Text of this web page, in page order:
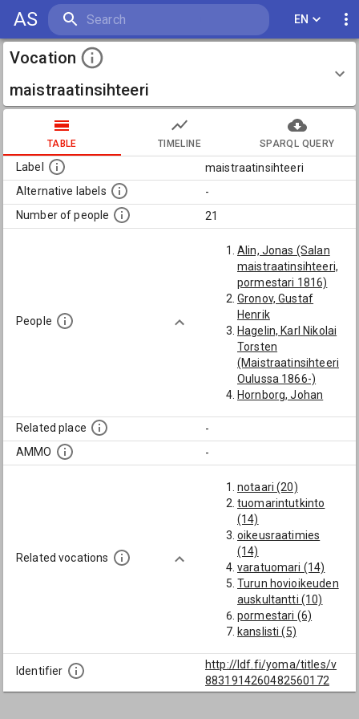
AS EN
Vocation
maistraatinsihteeri
TABLE TIMELINE SPARQL QUERY
Label
maistraatinsihteeri
Alternative labels
-
Number of people
21
People
Alin, Jonas (Salan
maistraatinsihteeri,
pormestari 1816)
Gronov, Gustaf
Henrik
Hagelin, Karl Nikolai
Torsten
(Maistraatinsihteeri
Oulussa 1866-)
Hornborg, Johan
samalla vt.
Hultman, Karl
(Oikeusraatimies ja
maistraatinsihteeri
Loviisassa 1853, ero
1859)
Judén, Jakob
(Haminan vt.
maistraatinsihteeri
1812)
Järnefelt, August
Fredrik
(Nimikauppias
Porissa 1866,
Related place
-
AMMO
-
Related vocations
notaari (20)
tuomarintutkinto
(14)
oikeusraatimies
(14)
varatuomari (14)
Turun hovioikeuden
auskultantti (10)
pormestari (6)
kanslisti (5)
aktuaari (3)
Viipurin
maistraatinsihteeri
Identifier
http://ldf.fi/yoma/titles/v
8831914260482560172